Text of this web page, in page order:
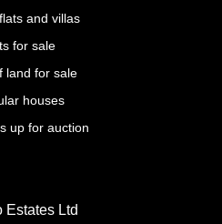
Estates Ltd
and villas
for sale
land for sale
houses
up for auction